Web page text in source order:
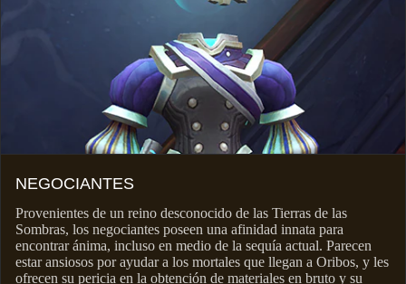
NEGOCIANTES
Provenientes de un reino desconocido de las Tierras de las
Sombras, los negociantes poseen una afinidad innata para
encontrar ánima, incluso en medio de la sequía actual. Parecen
estar ansiosos por ayudar a los mortales que llegan a Oribos, y les
ofrecen su pericia en la obtención de materiales en bruto y su